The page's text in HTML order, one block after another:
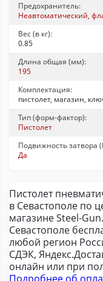
Предохранитель:
Неавтоматический,
Вес (в кг):
0.85
Длина общая (мм):
195
Комплектация:
пистолет, магазин,
Тип (форм-фактор):
Пистолет
Подвижность затвора
Да
Пистолет
в Севастополе по
магазине Steel-
Севастополе
любой регион
СДЭК,
онлайн или при